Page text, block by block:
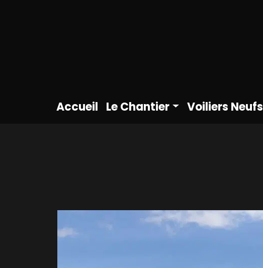
Accueil Le Chantier Voiliers Neufs